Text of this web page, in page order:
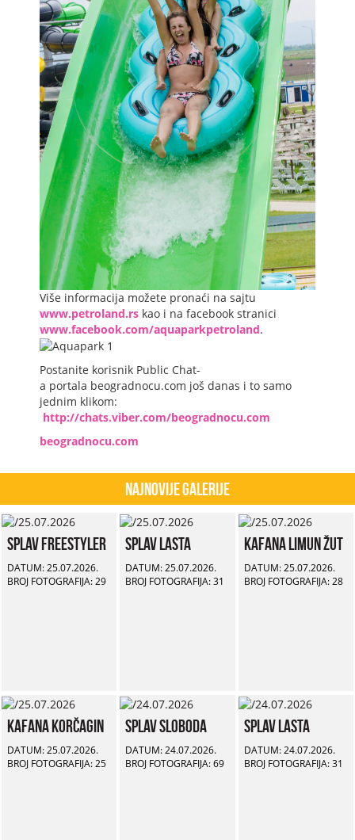
Više informacija možete pronaći na sajtu
www.petroland.rs kao i na facebook stranici
www.facebook.com/aquaparkpetroland.
Postanite korisnik Public Chat-
a portala beogradnocu.com još danas i to samo
jednim klikom:
http://chats.viber.com/beogradnocu.com
beogradnocu.com
Najnovije Galerije
Splav Freestyler
DATUM: 25.07.2026.
BROJ FOTOGRAFIJA: 29
Splav Lasta
DATUM: 25.07.2026.
BROJ FOTOGRAFIJA: 31
Kafana Limun Žut
DATUM: 25.07.2026.
BROJ FOTOGRAFIJA: 28
Kafana Korčagin
DATUM: 25.07.2026.
BROJ FOTOGRAFIJA: 25
Splav Sloboda
DATUM: 24.07.2026.
BROJ FOTOGRAFIJA: 69
Splav Lasta
DATUM: 24.07.2026.
BROJ FOTOGRAFIJA: 31